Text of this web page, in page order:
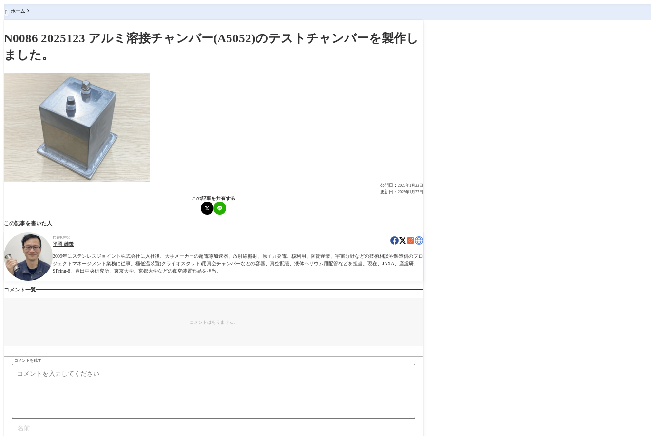
 ホーム
N0086 2025123 アルミ溶接チャンバー(A5052)のテストチャンバーを製作し
ました。
公開日： 2025年1月23日
更新日： 2025年1月23日
この記事を共有する
この記事を書いた人
代表取締役
平岡 雄策
2009年にステンレスジョイント株式会社に入社後、大手メーカーの超電導加速器、放射線照射、原子力発電、核利用、防衛産業、宇宙分野などの技術相談や製造側のプロ
ジェクトマネージメント業務に従事。極低温装置(クライオスタット)用真空チャンバーなどの容器、真空配管、液体ヘリウム用配管などを担当。現在、JAXA、産総研、
SPring-8、豊田中央研究所、東京大学、京都大学などの真空装置部品を担当。
コメント一覧
コメントはありません。
コメントを残す